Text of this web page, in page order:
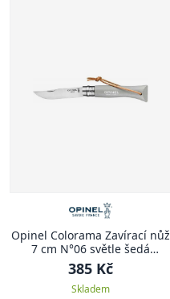
Opinel Colorama Zavírací nůž
7 cm N°06 světle šedá
COLORAMA
385 Kč
Skladem